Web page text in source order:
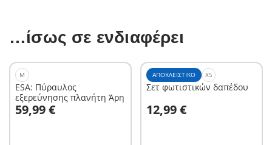
…ίσως σε ενδιαφέρει
M
ESA: Πύραυλος
εξερεύνησης πλανήτη Άρη
59,99 €
Στο καλάθι
ΑΠΟΚΛΕΙΣΤΙΚΌ XS
Σετ φωτιστικών δαπέδου
12,99 €